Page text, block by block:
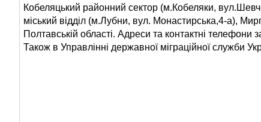
Кобеляцький районний сектор (м.Кобеляки,
міський відділ (м.Лубни, вул. Монастирська,4-а),
Полтавській області. Адреси та контактні телефони
Також в Управлінні державної міграційної служби